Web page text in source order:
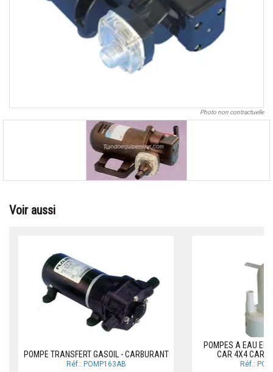
Photo non contractuelle
Voir aussi
POMPE TRANSFERT GASOIL - CARBURANT
Réf.: POMP163AB
POMPES A EAU
CAR 4X4
Réf.: